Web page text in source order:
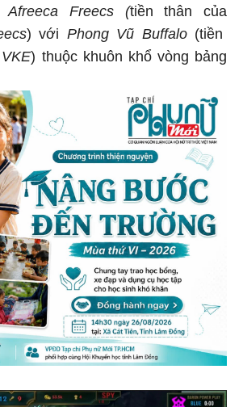
Afreeca Freecs (tiền thân của
) với Phong Vũ Buffalo(tiền
VKE) thuộc khuôn khổ vòng bảng